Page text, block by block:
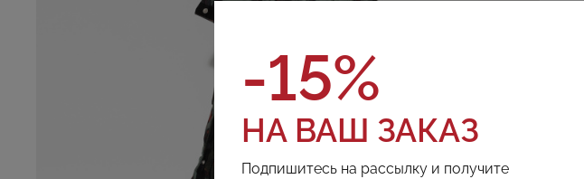
-15%
НА ВАШ ЗАКАЗ
Подпишитесь на рассылку и получите